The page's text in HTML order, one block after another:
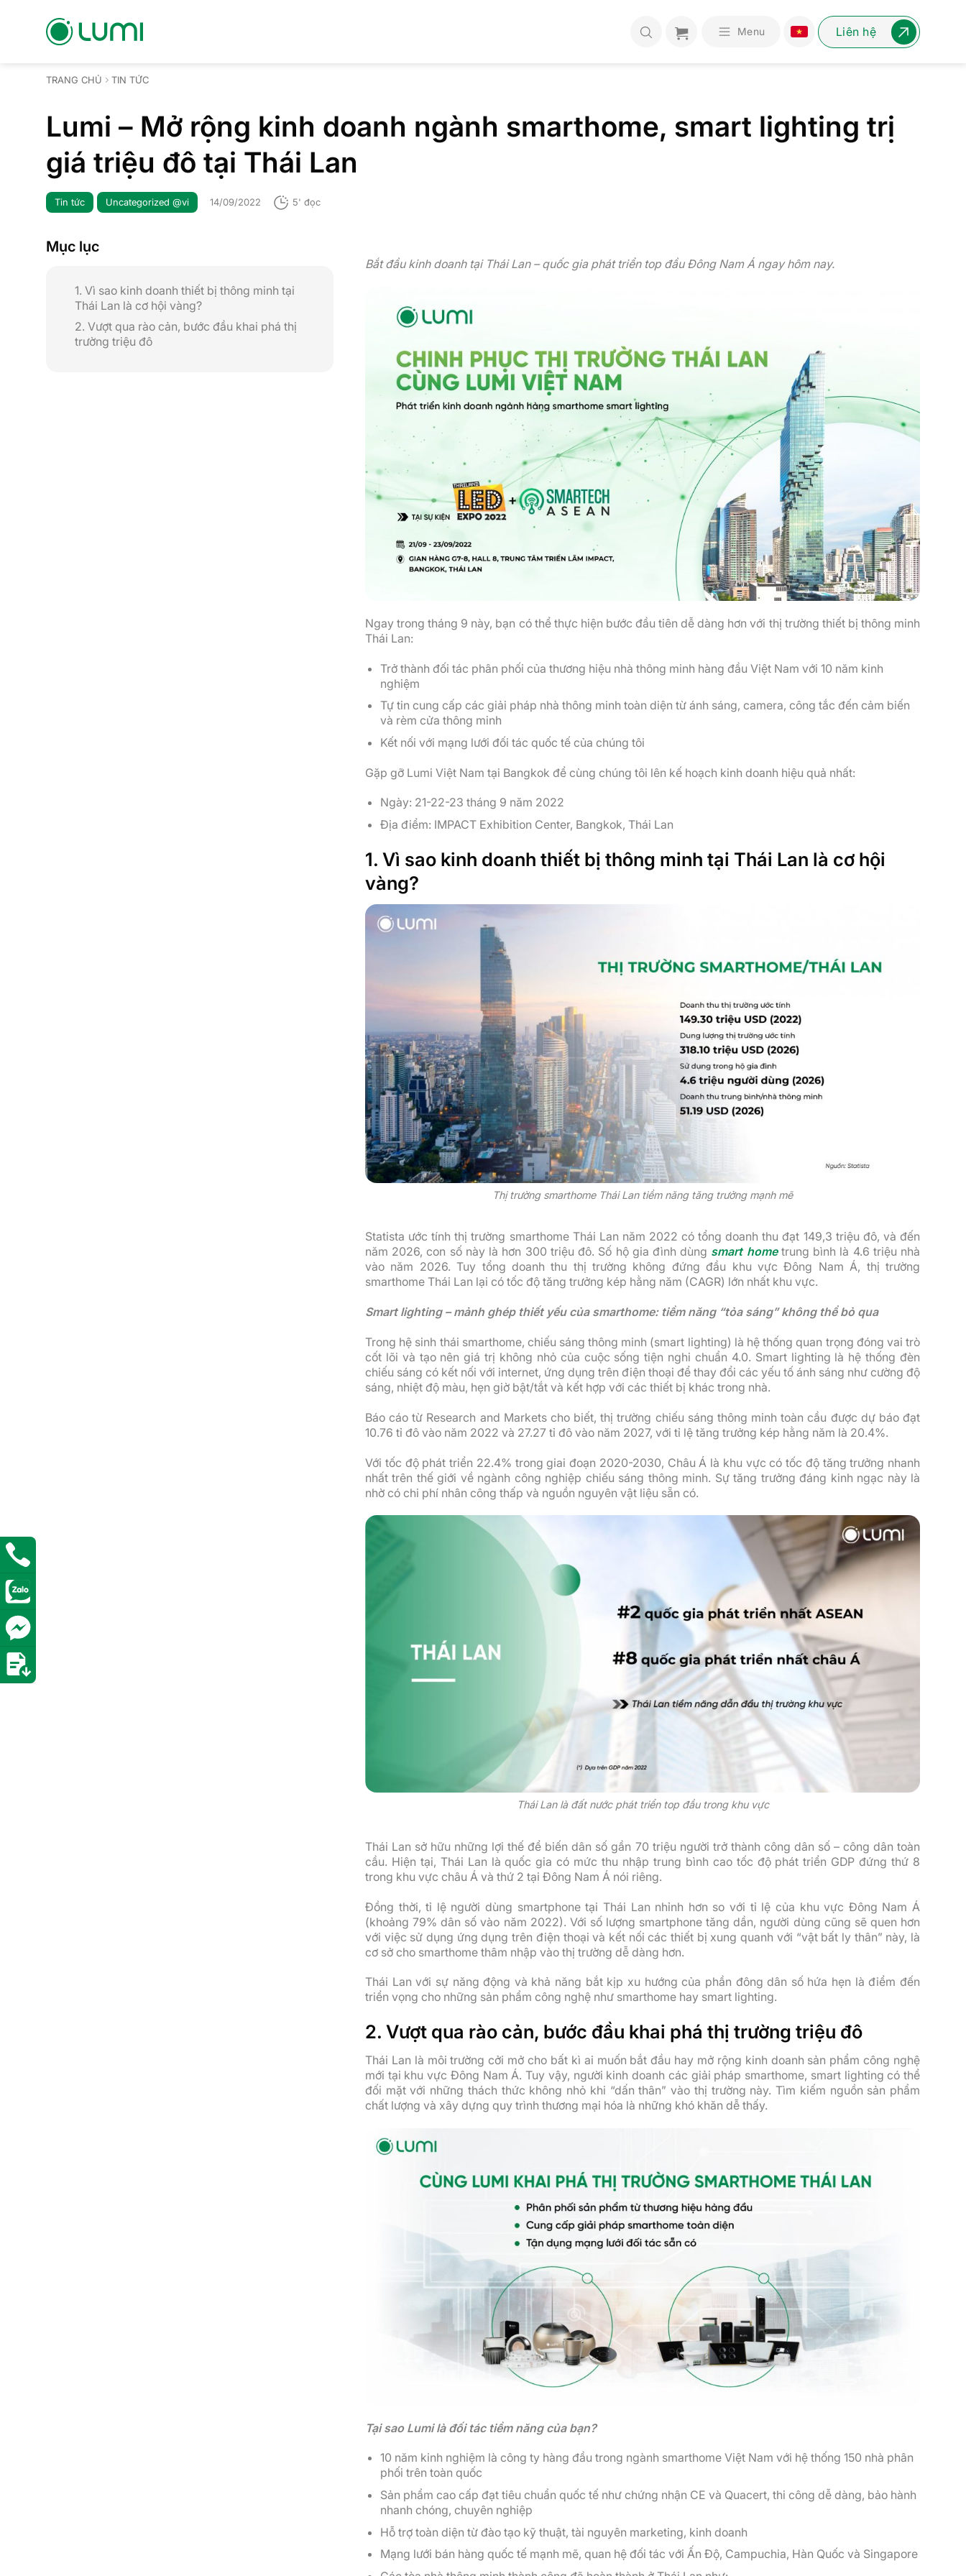
Menu Liên hệ
TRANG CHỦ TIN TỨC
Lumi – Mở rộng kinh doanh ngành smarthome, smart lighting trị
giá triệu đô tại Thái Lan
Tin tức Uncategorized @vi 14/09/2022 5' đọc
Mục lục
1. Vì sao kinh doanh thiết bị thông minh tại
Thái Lan là cơ hội vàng?
2. Vượt qua rào cản, bước đầu khai phá thị
trường triệu đô
Bắt đầu kinh doanh tại Thái Lan – quốc gia phát triển top đầu Đông Nam Á ngay hôm nay.
Ngay trong tháng 9 này, bạn có thể thực hiện bước đầu tiên dễ dàng hơn với thị trường thiết bị thông minh
Thái Lan:
Trở thành đối tác phân phối của thương hiệu nhà thông minh hàng đầu Việt Nam với 10 năm kinh
nghiệm
Tự tin cung cấp các giải pháp nhà thông minh toàn diện từ ánh sáng, camera, công tắc đến cảm biến
và rèm cửa thông minh
Kết nối với mạng lưới đối tác quốc tế của chúng tôi
Gặp gỡ Lumi Việt Nam tại Bangkok để cùng chúng tôi lên kế hoạch kinh doanh hiệu quả nhất:
Ngày: 21-22-23 tháng 9 năm 2022
Địa điểm: IMPACT Exhibition Center, Bangkok, Thái Lan
1. Vì sao kinh doanh thiết bị thông minh tại Thái Lan là cơ hội
vàng?
Thị trường smarthome Thái Lan tiềm năng tăng trưởng mạnh mẽ
Statista ước tính thị trường smarthome Thái Lan năm 2022 có tổng doanh thu đạt 149,3 triệu đô, và đến
năm 2026, con số này là hơn 300 triệu đô. Số hộ gia đình dùng smart hometrung bình là 4.6 triệu nhà
vào năm 2026. Tuy tổng doanh thu thị trường không đứng đầu khu vực Đông Nam Á, thị trường
smarthome Thái Lan lại có tốc độ tăng trưởng kép hằng năm (CAGR) lớn nhất khu vực.
Smart lighting – mảnh ghép thiết yếu của smarthome: tiềm năng “tỏa sáng” không thể bỏ qua
Trong hệ sinh thái smarthome, chiếu sáng thông minh (smart lighting) là hệ thống quan trọng đóng vai trò
cốt lõi và tạo nên giá trị không nhỏ của cuộc sống tiện nghi chuẩn 4.0. Smart lighting là hệ thống đèn
chiếu sáng có kết nối với internet, ứng dụng trên điện thoại để thay đổi các yếu tố ánh sáng như cường độ
sáng, nhiệt độ màu, hẹn giờ bật/tắt và kết hợp với các thiết bị khác trong nhà.
Báo cáo từ Research and Markets cho biết, thị trường chiếu sáng thông minh toàn cầu được dự báo đạt
10.76 tỉ đô vào năm 2022 và 27.27 tỉ đô vào năm 2027, với tỉ lệ tăng trưởng kép hằng năm là 20.4%.
Với tốc độ phát triển 22.4% trong giai đoạn 2020-2030, Châu Á là khu vực có tốc độ tăng trưởng nhanh
nhất trên thế giới về ngành công nghiệp chiếu sáng thông minh. Sự tăng trưởng đáng kinh ngạc này là
nhờ có chi phí nhân công thấp và nguồn nguyên vật liệu sẵn có.
Thái Lan là đất nước phát triển top đầu trong khu vực
Thái Lan sở hữu những lợi thế để biến dân số gần 70 triệu người trở thành công dân số – công dân toàn
cầu. Hiện tại, Thái Lan là quốc gia có mức thu nhập trung bình cao tốc độ phát triển GDP đứng thứ 8
trong khu vực châu Á và thứ 2 tại Đông Nam Á nói riêng.
Đồng thời, tỉ lệ người dùng smartphone tại Thái Lan nhỉnh hơn so với tỉ lệ của khu vực Đông Nam Á
(khoảng 79% dân số vào năm 2022). Với số lượng smartphone tăng dần, người dùng cũng sẽ quen hơn
với việc sử dụng ứng dụng trên điện thoại và kết nối các thiết bị xung quanh với “vật bất ly thân” này, là
cơ sở cho smarthome thâm nhập vào thị trường dễ dàng hơn.
Thái Lan với sự năng động và khả năng bắt kịp xu hướng của phần đông dân số hứa hẹn là điểm đến
triển vọng cho những sản phẩm công nghệ như smarthome hay smart lighting.
2. Vượt qua rào cản, bước đầu khai phá thị trường triệu đô
Thái Lan là môi trường cởi mở cho bất kì ai muốn bắt đầu hay mở rộng kinh doanh sản phẩm công nghệ
mới tại khu vực Đông Nam Á. Tuy vậy, người kinh doanh các giải pháp smarthome, smart lighting có thể
đối mặt với những thách thức không nhỏ khi “dấn thân” vào thị trường này. Tìm kiếm nguồn sản phẩm
chất lượng và xây dựng quy trình thương mại hóa là những khó khăn dễ thấy.
Tại sao Lumi là đối tác tiềm năng của bạn?
10 năm kinh nghiệm là công ty hàng đầu trong ngành smarthome Việt Nam với hệ thống 150 nhà phân
phối trên toàn quốc
Sản phẩm cao cấp đạt tiêu chuẩn quốc tế như chứng nhận CE và Quacert, thi công dễ dàng, bảo hành
nhanh chóng, chuyên nghiệp
Hỗ trợ toàn diện từ đào tạo kỹ thuật, tài nguyên marketing, kinh doanh
Mạng lưới bán hàng quốc tế mạnh mẽ, quan hệ đối tác với Ấn Độ, Campuchia, Hàn Quốc và Singapore